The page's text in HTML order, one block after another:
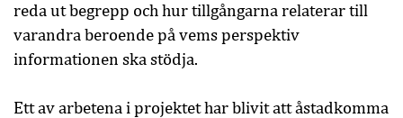
reda ut begrepp och hur tillgångarna relaterar till
varandra beroende på vems perspektiv
informationen ska stödja.
Ett av arbetena i projektet har blivit att åstadkomma